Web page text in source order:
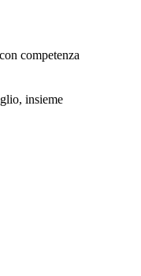
competenza
insieme